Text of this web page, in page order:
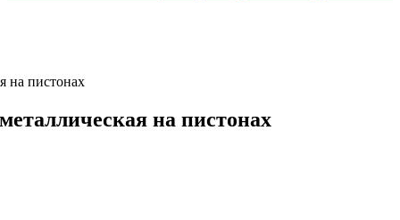
на пистонах
на пистонах